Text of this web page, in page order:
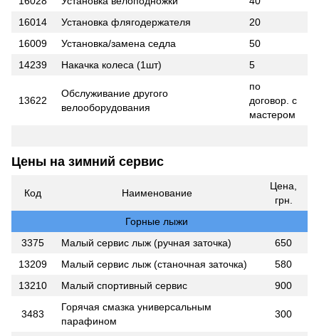
16014
Установка флягодержателя
20
16009
Установка/замена седла
50
14239
Накачка колеса (1шт) 5
13622
Обслуживание другого
велооборудования
по
договор. с
мастером
Цены на зимний сервис
Код Наименование
Цена,
грн.
Горные лыжи
3375
Малый сервис лыж (ручная заточка)
650
13209
Малый сервис лыж (станочная заточка)
580
13210
Малый спортивный сервис 900
3483
Горячая смазка универсальным
парафином
300